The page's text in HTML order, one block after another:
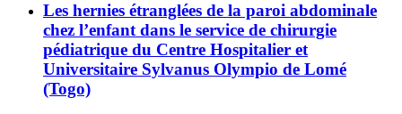
Les hernies étranglées de la paroi abdominale
chez l’enfant dans le service de chirurgie
pédiatrique du Centre Hospitalier et
Universitaire Sylvanus Olympio de Lomé
(Togo)